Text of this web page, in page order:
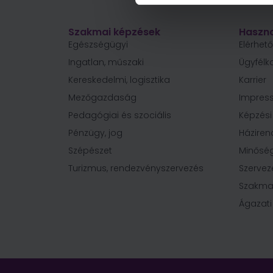
Szakmai képzések
Egészségügyi
Ingatlan, műszaki
Kereskedelmi, logisztika
Mezőgazdaság
Pedagógiai és szociális
Pénzügy, jog
Szépészet
Turizmus, rendezvényszervezés
Karrier